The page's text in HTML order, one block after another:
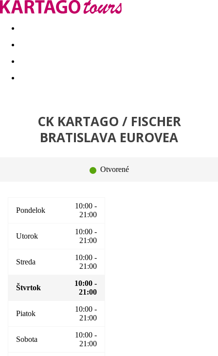
Last minute Dovolenkové kluby
CK KARTAGO / FISCHER
BRATISLAVA EUROVEA
Otvorené
Pondelok
10:00 -
21:00
Utorok
10:00 -
21:00
Streda
10:00 -
21:00
Štvrtok
10:00 -
21:00
Piatok
10:00 -
21:00
Sobota
10:00 -
21:00